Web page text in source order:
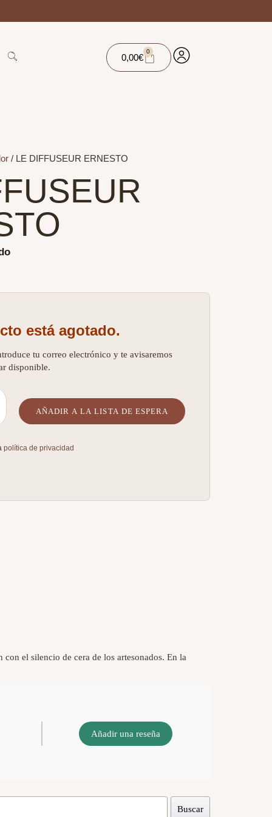
0,00€
0
/ LE DIFFUSEUR ERNESTO
está agotado.
tu correo electrónico y te avisaremos
disponible.
política de privacidad
el silencio de cera de los artesonados. En la
Añadir una reseña
Buscar